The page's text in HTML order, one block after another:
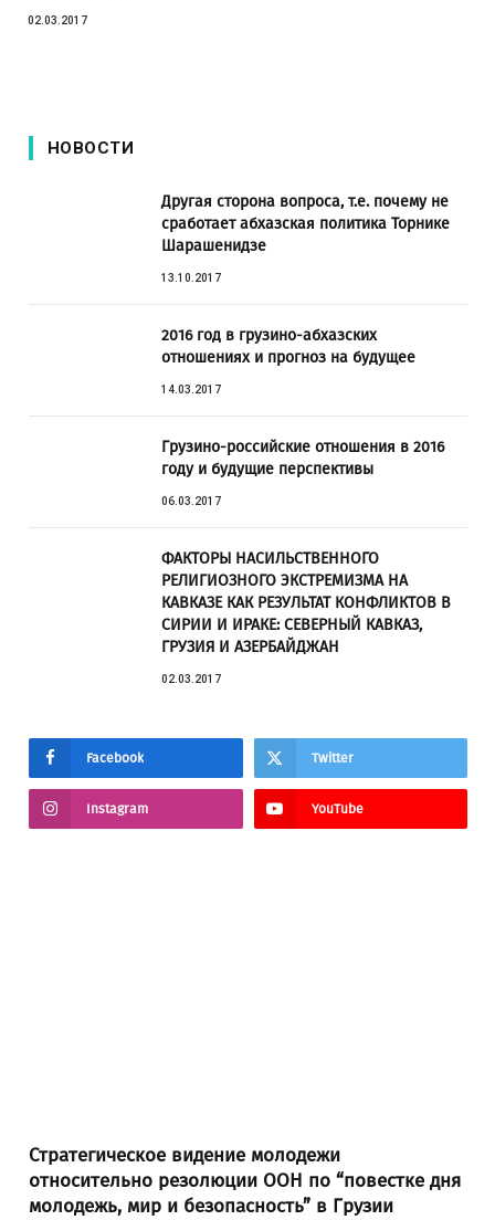
02.03.2017
НОВОСТИ
Другая сторона вопроса, т.е. почему не
сработает абхазская политика Торнике
Шарашенидзе
13.10.2017
2016 год в грузино-абхазских
отношениях и прогноз на будущее
14.03.2017
Грузино-российские отношения в 2016
году и будущие перспективы
06.03.2017
ФАКТОРЫ НАСИЛЬСТВЕННОГО
РЕЛИГИОЗНОГО ЭКСТРЕМИЗМА НА
КАВКАЗЕ КАК РЕЗУЛЬТАТ КОНФЛИКТОВ В
СИРИИ И ИРАКЕ: СЕВЕРНЫЙ КАВКАЗ,
ГРУЗИЯ И АЗЕРБАЙДЖАН
02.03.2017
Facebook Twitter
Instagram YouTube
Стратегическое видение молодежи
относительно резолюции ООН по “повестке дня
молодежь, мир и безопасность” в Грузии